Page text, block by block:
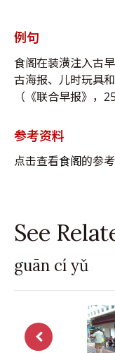
例句
食阁在装潢注入古
古海报、儿时玩具
（《联合早报》，
参考资料
点击查看食阁的参
See
guān cí yǔ